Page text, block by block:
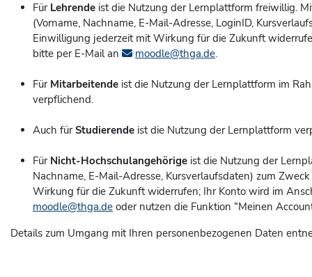
Für Lehrende ist die Nutzung der Lernplattform freiwillig.
(Vorname, Nachname, E-Mail-Adresse, LoginID,
Einwilligung jederzeit mit Wirkung für die Zukunft
bitte per E-Mail an
moodle@thga.de.
Für Mitarbeitende ist die Nutzung der Lernplattform im
verpflichend.
Auch fürStudierende ist die Nutzung der Lernplattform
Für Nicht-Hochschulangehörige ist die Nutzung der
Nachname, E-Mail-Adresse, Kursverlaufsdaten) zum
Wirkung für die Zukunft widerrufen; Ihr Konto wird im
moodle@thga.de oder nutzen die Funktion “Meinen
Details zum Umgang mit Ihren personenbezogenen Daten